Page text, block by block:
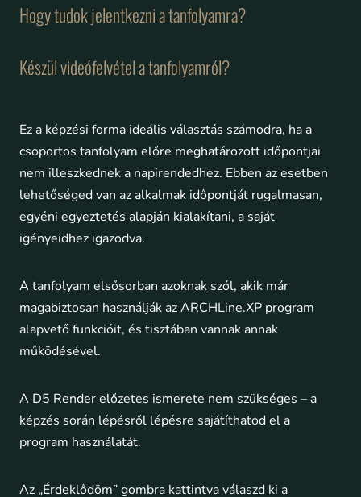
Hogy tudok jelentkezni a tanfolyamra?
Készül videófelvétel a tanfolyamról?
Ez a képzési forma ideális választás számodra, ha a
csoportos tanfolyam előre meghatározott időpontjai
nem illeszkednek a napirendedhez. Ebben az esetben
lehetőséged van az alkalmak időpontját rugalmasan,
egyéni egyeztetés alapján kialakítani, a saját
igényeidhez igazodva.
A tanfolyam elsősorban azoknak szól, akik már
magabiztosan használják az ARCHLine.XP program
alapvető funkcióit, és tisztában vannak annak
működésével.
A D5 Render előzetes ismerete nem szükséges – a
képzés során lépésről lépésre sajátíthatod el a
program használatát.
Az „Érdeklődöm” gombra kattintva válaszd ki a